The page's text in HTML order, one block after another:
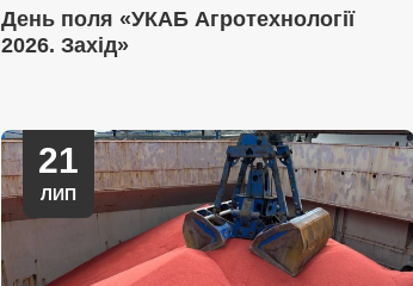
День поля «УКАБ Агротехнології
2026. Захід»
21
ЛИП